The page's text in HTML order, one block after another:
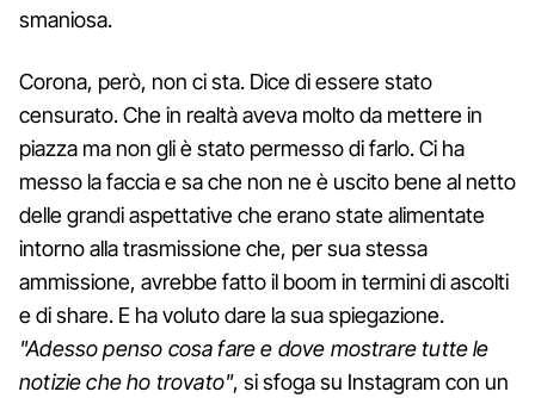
smaniosa.
Corona, però, non ci sta. Dice di essere stato
censurato. Che in realtà aveva molto da mettere in
piazza ma non gli è stato permesso di farlo. Ci ha
messo la faccia e sa che non ne è uscito bene al netto
delle grandi aspettative che erano state alimentate
intorno alla trasmissione che, per sua stessa
ammissione, avrebbe fatto il boom in termini di ascolti
e di share. E ha voluto dare la sua spiegazione.
"Adesso penso cosa fare e dove mostrare tutte le
notizie che ho trovato", si sfoga su Instagram con un